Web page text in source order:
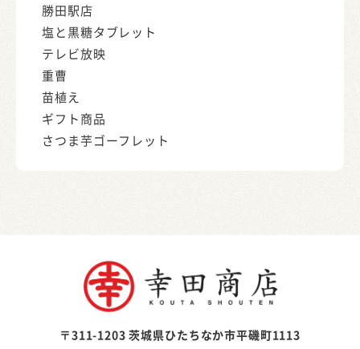
勝田駅店
塩と黒糖タブレット
テレビ放映
重曹
苗植え
ギフト商品
さつま芋ゴーフレット
〒311-1203 茨城県ひたちなか市平磯町1113